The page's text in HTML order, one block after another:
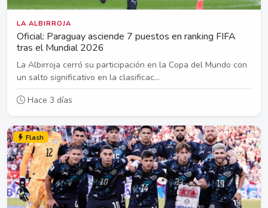
LA ALBIRROJA
Oficial: Paraguay asciende 7 puestos en ranking FIFA
tras el Mundial 2026
La Albirroja cerró su participación en la Copa del Mundo con
un salto significativo en la clasificac...
Hace 3 días
Flash